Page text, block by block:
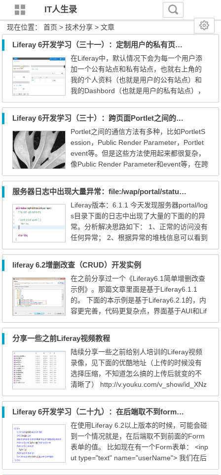
IT人生录
现在位置：首页 >技术分享 > 文章
Liferay 6开发学习（三十一）：定制用户的私有页与公有页
在Liferay中，默认情况下会为每一个用户添
加一个公有站点和私有站点，也就右上角的
我的个人资料（也就是用户的公有站点）和
我的Dashbord（也就是用户的私有站点），
这两个部分组成的是用户的个人站点，用户
在个人站点里面拥有管理员权限，比如页面
的创建、portlet增、删等。 我的个人资料：
是用户对外展示的内容，其他用户或不登录
用户都可以看到，为当前用户对其他人可见
的活动内容，一般放置一些可以公开...
Liferay 6开发学习（三十）：跨页面Portlet之间的调用与数据传递
Portlet之间的通信方法有多种，比如PortletS
ession，Public Render Parameter，Portlet
event等。但是这些方法使用起来都很复杂，
像Public Render Parameter和event等，在跨
页上就力所不及。 在很多时候我们要想实现P
ortlet之间的参数传递和数据共享，我最常用
的方法有两个： 1、通过URL传参：方法，见
之前的博客《Liferay中通过URL传参数》 2、
使用Portlet URL调用方法，见下文。 主要应
用场景 Portlet UR...
服务器日志中出现大量异常：file:/wap/portal/status.jsp not found
Liferay版本：6.1.1 今天发现服务器portal/log
s目录下面的日志中出现了大量的下面的的异
常。分析解决思路如下： 1、正常的访问没有
任何异常； 2、根据异常的堆栈信息可以看到
里面有wap的字样，怀疑是移动设备访问时出
现的，使用手机访问(Android设备)，用手机
版chrome、UC、QQ浏览器访问。之所以用
这么多浏览器，是因为基于之前对Liferay的
了解，liferay识别是否是移动设备，主要是根
据头信息里面的accept...
liferay 6.2增删改查（CRUD）开发实例
在之前分享过一个《Liferay6.1简单增删改查
示例》。那篇文章里面是基于Liferay6.1.1
的。 下面的本示例是基于Liferay6.2.1的，内
容更完善，代码更复杂点，界面基于AUI和Lif
eray的search-container。 百度网盘地址：ht
tp://pan.baidu.com/s/1eQEdlo2 本示例是网
易云课堂上的视频中的demo代码，如果想看
详细的视频讲解，可以到网易云课堂学习： h
ttp://study.163.com/course/introduction/668
003.htm#/courseD...
分享一些之前Liferay视频教程
陆续分享一些之前给别人培训的Liferay视频
录像，见下面的优酷地址（上传的时候没有
选择压缩，不知道怎么搞的上传后就变的不
清晰了） http://v.youku.com/v_show/id_XNz
U0NjEyMDE2.html?f=22678681 此系列视频
的Liferay版本是基于Liferay6.1.1，有许多内
容在6.2中也是通用的，如果想看6.2的视频请
关注我的网易云课堂：http://study.163.com/c
ourse/courseMain.htm?courseId=668003#/
courseMain 如有需要视...
Liferay 6开发学习（二十九）：在后端取不到form表单的值
在使用Liferay 6.2以上版本的时候，可能会碰
到一个情况就是，在后端取不到前面的Form
表单的值。 比如现在有一个Form表单： <inp
ut type="text" name="userName"> 我们在后
端使用如下代码进行取值的时候取不到： Stri